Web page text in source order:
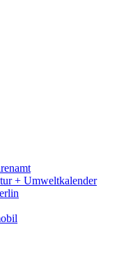
+ Umweltkalender